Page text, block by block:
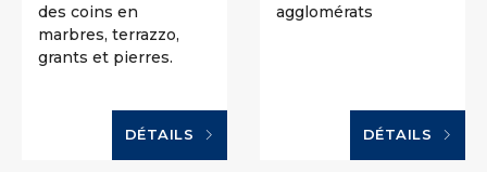
des coins en
marbres, terrazzo,
grants et pierres.
DÉTAILS
agglomérats
DÉTAILS